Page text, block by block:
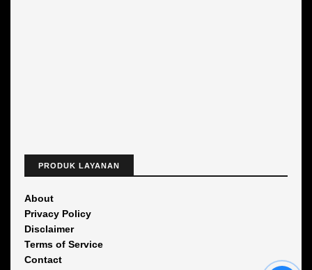
PRODUK LAYANAN
About
Privacy Policy
Disclaimer
Terms of Service
Contact